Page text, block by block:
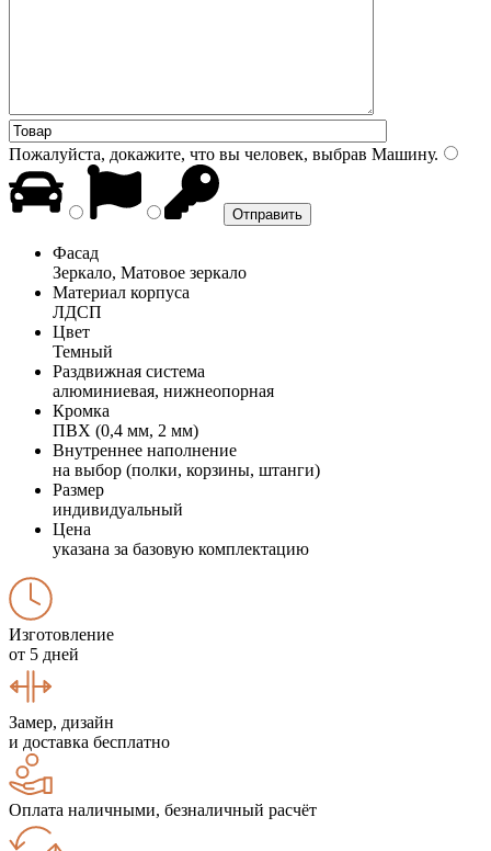
Пожалуйста, докажите, что вы человек, выбрав Машину.
Фасад
Зеркало, Матовое зеркало
Материал корпуса
ЛДСП
Цвет
Темный
Раздвижная система
алюминиевая, нижнеопорная
Кромка
ПВХ (0,4 мм, 2 мм)
Внутреннее наполнение
на выбор (полки, корзины, штанги)
Размер
индивидуальный
Цена
указана за базовую комплектацию
Изготовление
от 5 дней
Замер, дизайн
и доставка бесплатно
Оплата наличными, безналичный расчёт